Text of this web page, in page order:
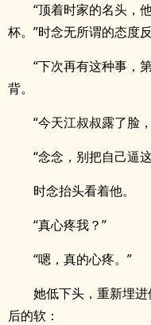
“顶着时家的名头，
杯。”时念无所谓的态度
“下次再有这种事，
背。
“今天江叔叔露了脸
“念念，别把自己逼
时念抬头看着他。
“真心疼我？”
“嗯，真的心疼。”
她低下头，重新埋
后的软：